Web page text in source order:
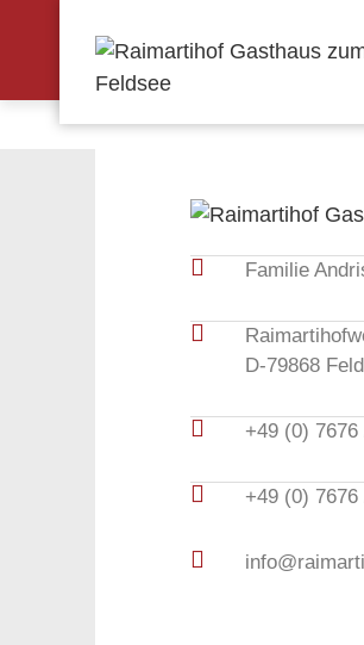
Familie
D-79868
+49 (0) 7676
+49 (0) 7676